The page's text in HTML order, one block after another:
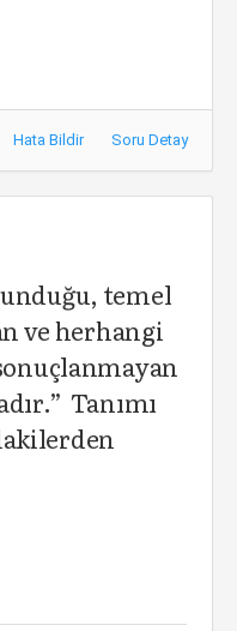
Hata Bildir Soru Detay
temel
ve herhangi
Tanımı